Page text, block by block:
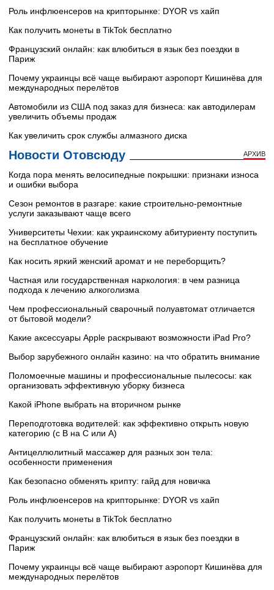
Роль инфлюенсеров на крипторынке: DYOR vs хайп
Как получить монеты в TikTok бесплатно
Французский онлайн: как влюбиться в язык без поездки в
Париж
Почему украинцы всё чаще выбирают аэропорт Кишинёва для
международных перелётов
Автомобили из США под заказ для бизнеса: как автодилерам
увеличить объемы продаж
Как увеличить срок службы алмазного диска
Новости Отовсюду АРХИВ
Когда пора менять велосипедные покрышки: признаки износа
и ошибки выбора
Сезон ремонтов в разгаре: какие строительно-ремонтные
услуги заказывают чаще всего
Университеты Чехии: как украинскому абитуриенту поступить
на бесплатное обучение
Как носить яркий женский аромат и не переборщить?
Частная или государственная наркология: в чем разница
подхода к лечению алкоголизма
Чем профессиональный сварочный полуавтомат отличается
от бытовой модели?
Какие аксессуары Apple раскрывают возможности iPad Pro?
Выбор зарубежного онлайн казино: на что обратить внимание
Поломоечные машины и профессиональные пылесосы: как
организовать эффективную уборку бизнеса
Какой iPhone выбрать на вторичном рынке
Переподготовка водителей: как эффективно открыть новую
категорию (с B на C или А)
Антицеллюлитный массажер для разных зон тела:
особенности применения
Как безопасно обменять крипту: гайд для новичка
Роль инфлюенсеров на крипторынке: DYOR vs хайп
Как получить монеты в TikTok бесплатно
Французский онлайн: как влюбиться в язык без поездки в
Париж
Почему украинцы всё чаще выбирают аэропорт Кишинёва для
международных перелётов